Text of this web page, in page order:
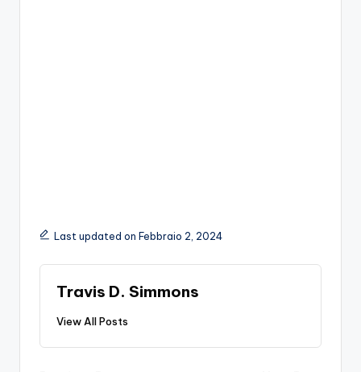
Last updated on Febbraio 2, 2024
Travis D. Simmons
View All Posts